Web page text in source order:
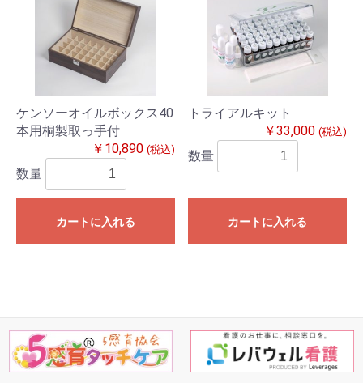
ケンソーオイルボックス40
本用桐製取っ手付
￥10,890 (税込)
数量
カートに入れる
トライアルキット
￥33,000 (税込)
数量
カートに入れる